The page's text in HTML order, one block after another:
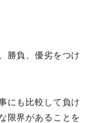
勝負、優劣をつけ
にも比較して負け
限界があることを